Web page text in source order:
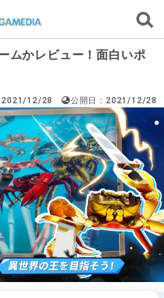
ムかレビュー！面白いポ
2021/12/28 公開日：2021/12/28